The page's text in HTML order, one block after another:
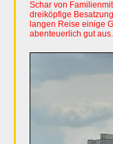
Schar von
dreiköpfige
langen Reise einige
abenteuerlich gut aus.